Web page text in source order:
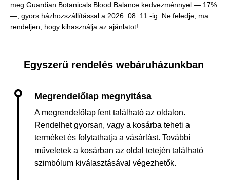
meg Guardian Botanicals Blood Balance kedvezménnyel — 17%
—, gyors házhozszállítással a 2026. 08. 11.-ig. Ne feledje, ma
rendeljen, hogy kihasználja az ajánlatot!
Egyszerű rendelés webáruházunkban
A megrendelőlap fent található az oldalon.
Rendelhet gyorsan, vagy a kosárba teheti a
terméket és folytathatja a vásárlást. További
műveletek a kosárban az oldal tetején található
szimbólum kiválasztásával végezhetők.